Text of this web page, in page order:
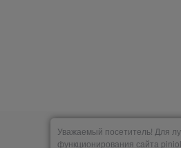
Уважаемый посетитель! Для
функционирования сайта